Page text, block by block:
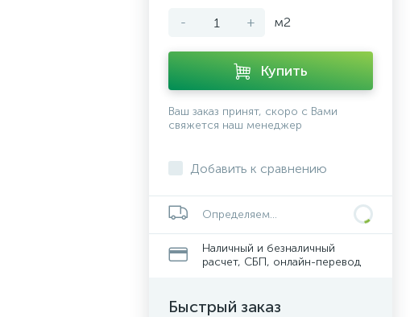
- + м2
Купить
Ваш заказ принят, скоро с Вами
свяжется наш менеджер
Добавить к сравнению
Определяем...
Наличный и безналичный
расчет, СБП, онлайн-перевод
Быстрый заказ